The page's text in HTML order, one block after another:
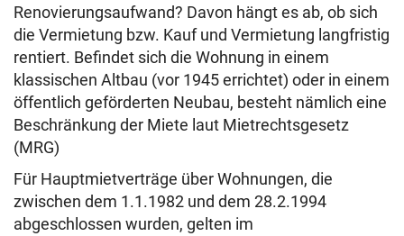
Renovierungsaufwand? Davon hängt es ab, ob sich
die Vermietung bzw. Kauf und Vermietung langfristig
rentiert. Befindet sich die Wohnung in einem
klassischen Altbau (vor 1945 errichtet) oder in einem
öffentlich geförderten Neubau, besteht nämlich eine
Beschränkung der Miete laut Mietrechtsgesetz
(MRG)
Für Hauptmietverträge über Wohnungen, die
zwischen dem 1.1.1982 und dem 28.2.1994
abgeschlossen wurden, gelten im